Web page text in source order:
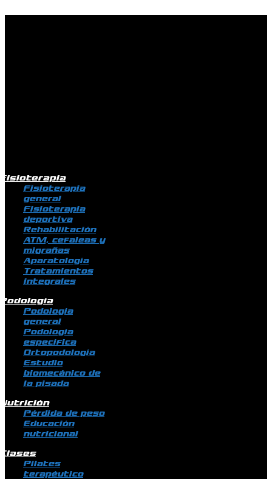
Fisioterapia
general
Fisioterapia
deportiva
Rehabilitación
ATM, cefaleas y
migrañas
Aparatología
Tratamientos
integrales
Podología
general
Podología
específica
Ortopodología
Estudio
biomecánico de
la pisada
Pérdida de peso
Educación
nutricional
Pilates
terapéutico